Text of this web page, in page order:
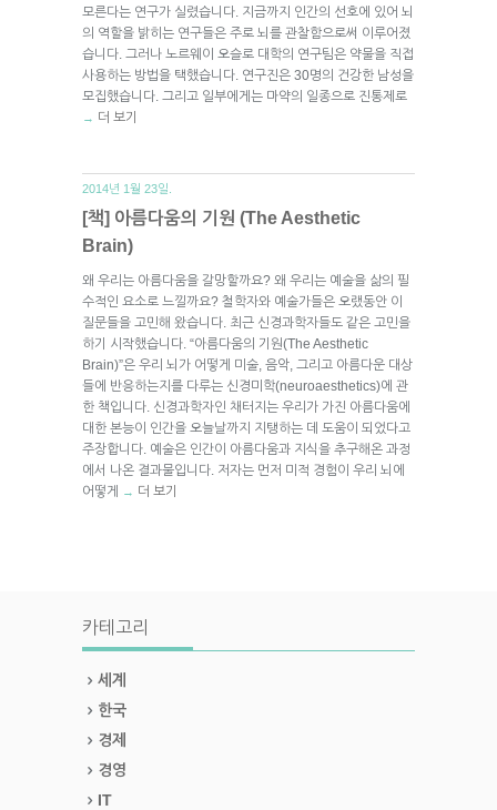
모른다는 연구가 실렸습니다. 지금까지 인간의 선호에 있어 뇌
의 역할을 밝히는 연구들은 주로 뇌를 관찰함으로써 이루어졌
습니다. 그러나 노르웨이 오슬로 대학의 연구팀은 약물을 직접
사용하는 방법을 택했습니다. 연구진은 30명의 건강한 남성을
모집했습니다. 그리고 일부에게는 마약의 일종으로 진통제로
→ 더 보기
2014년 1월 23일.
[책] 아름다움의 기원 (The Aesthetic
Brain)
왜 우리는 아름다움을 갈망할까요? 왜 우리는 예술을 삶의 필
수적인 요소로 느낄까요? 철학자와 예술가들은 오랬동안 이
질문들을 고민해 왔습니다. 최근 신경과학자들도 같은 고민을
하기 시작했습니다. “아름다움의 기원(The Aesthetic
Brain)”은 우리 뇌가 어떻게 미술, 음악, 그리고 아름다운 대상
들에 반응하는지를 다루는 신경미학(neuroaesthetics)에 관
한 책입니다. 신경과학자인 채터지는 우리가 가진 아름다움에
대한 본능이 인간을 오늘날까지 지탱하는 데 도움이 되었다고
주장합니다. 예술은 인간이 아름다움과 지식을 추구해온 과정
에서 나온 결과물입니다. 저자는 먼저 미적 경험이 우리 뇌에
어떻게
→ 더 보기
카테고리
세계
한국
경제
경영
IT